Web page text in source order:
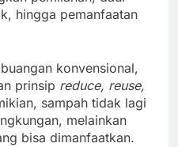
hingga pemanfaatan
konvensional,
prinsip reduce, reuse,
sampah tidak lagi
melainkan
bisa dimanfaatkan.